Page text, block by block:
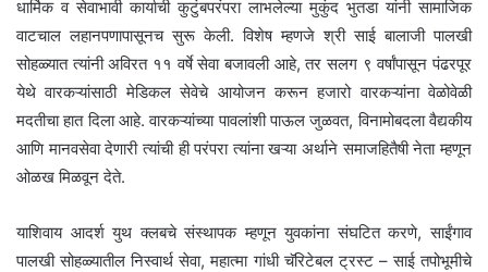
धार्मिक व सेवाभावी कार्याची कुटुंबपरंपरा लाभलेल्या मुकुंद भुतडा यांनी सामाजिक
वाटचाल लहानपणापासूनच सुरू केली. विशेष म्हणजे श्री साई बालाजी पालखी
सोहळ्यात त्यांनी अविरत ११ वर्षे सेवा बजावली आहे, तर सलग ९ वर्षांपासून पंढरपूर
येथे वारकऱ्यांसाठी मेडिकल सेवेचे आयोजन करून हजारो वारकऱ्यांना वेळोवेळी
मदतीचा हात दिला आहे. वारकऱ्यांच्या पावलांशी पाऊल जुळवत, विनामोबदला वैद्यकीय
आणि मानवसेवा देणारी त्यांची ही परंपरा त्यांना खऱ्या अर्थाने समाजहितैषी नेता म्हणून
ओळख मिळवून देते.
याशिवाय आदर्श युथ क्लबचे संस्थापक म्हणून युवकांना संघटित करणे, साईंगाव
पालखी सोहळ्यातील निस्वार्थ सेवा, महात्मा गांधी चॅरिटेबल ट्रस्ट – साई तपोभूमीचे